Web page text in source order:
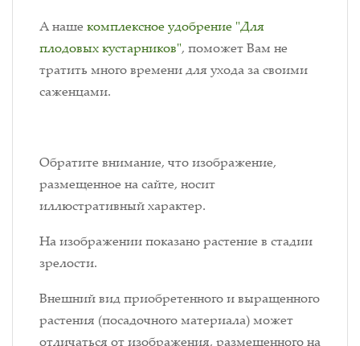
А наше комплексное удобрение "Для
плодовых кустарников", поможет Вам не
тратить много времени для ухода за своими
саженцами.
Обратите внимание, что изображение,
размещенное на сайте, носит
иллюстративный характер.
На изображении показано растение в стадии
зрелости.
Внешний вид приобретенного и выращенного
растения (посадочного материала) может
отличаться от изображения, размещенного на